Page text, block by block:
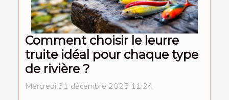
Comment choisir le leurre
truite idéal pour chaque type
de rivière ?
Mercredi 31 décembre 2025 11:24